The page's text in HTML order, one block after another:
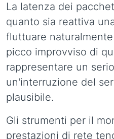
La latenza dei
quanto sia reattiva
fluttuare
picco improvviso di
rappresentare un
un'interruzione del
plausibile.
Gli strumenti per il
prestazioni di rete